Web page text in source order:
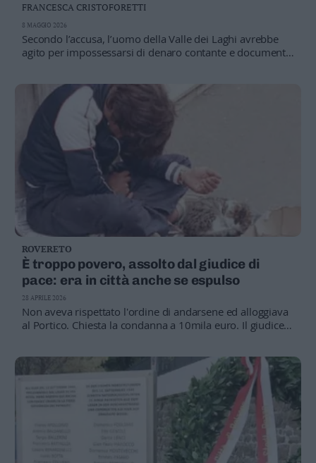
Secondo l’accusa, l’uomo della Valle dei Laghi avrebbe
agito per impossessarsi di denaro contante e documenti
FRANCESCA CRISTOFORETTI
8 MAGGIO 2026
ROVERETO
È troppo povero, assolto dal giudice di
pace: era in città anche se espulso
Non aveva rispettato l'ordine di andarsene ed alloggiava
al Portico. Chiesta la condanna a 10mila euro. Il giudice:
28 APRILE 2026